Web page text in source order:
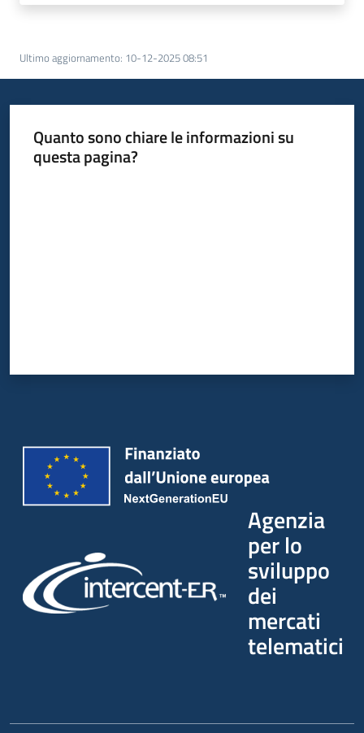
Ultimo aggiornamento: 10-12-2025 08:51
Quanto sono chiare le informazioni su
questa pagina?
Agenzia
per lo
sviluppo
dei
mercati
telematici